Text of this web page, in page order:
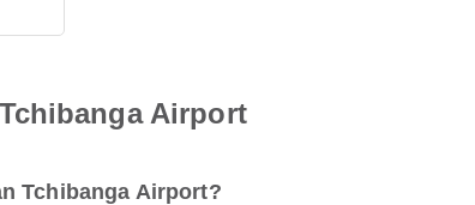
Airport
Tchibanga Airport?